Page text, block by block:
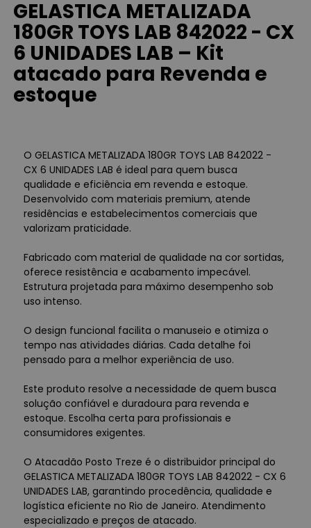
GELASTICA METALIZADA
180GR TOYS LAB 842022 - CX
6 UNIDADES LAB – Kit
atacado para Revenda e
estoque
O GELASTICA METALIZADA 180GR TOYS LAB 842022 -
CX 6 UNIDADES LAB é ideal para quem busca
qualidade e eficiência em revenda e estoque.
Desenvolvido com materiais premium, atende
residências e estabelecimentos comerciais que
valorizam praticidade.
Fabricado com material de qualidade na cor sortidas,
oferece resistência e acabamento impecável.
Estrutura projetada para máximo desempenho sob
uso intenso.
O design funcional facilita o manuseio e otimiza o
tempo nas atividades diárias. Cada detalhe foi
pensado para a melhor experiência de uso.
Este produto resolve a necessidade de quem busca
solução confiável e duradoura para revenda e
estoque. Escolha certa para profissionais e
consumidores exigentes.
O Atacadão Posto Treze é o distribuidor principal do
GELASTICA METALIZADA 180GR TOYS LAB 842022 - CX 6
UNIDADES LAB, garantindo procedência, qualidade e
logística eficiente no Rio de Janeiro. Atendimento
especializado e preços de atacado.